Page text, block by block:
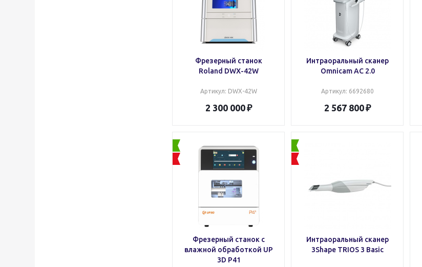
Фрезерный станок
Roland DWX-42W
Артикул: DWX-42W
2 300 000
Интраоральный сканер
Omnicam AC 2.0
Артикул: 6692680
2 567 800
Фрезерный станок с
влажной обработкой UP
3D P41
Интраоральный сканер
3Shape TRIOS 3 Basic